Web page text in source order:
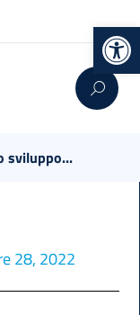
sviluppo...
28, 2022